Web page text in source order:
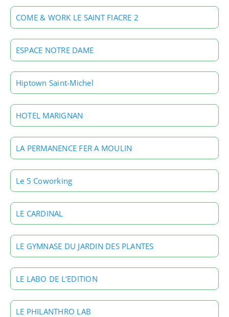
COME & WORK LE SAINT FIACRE 2
ESPACE NOTRE DAME
Hiptown Saint-Michel
HOTEL MARIGNAN
LA PERMANENCE FER A MOULIN
Le 5 Coworking
LE CARDINAL
LE GYMNASE DU JARDIN DES PLANTES
LE LABO DE L’EDITION
LE PHILANTHRO LAB